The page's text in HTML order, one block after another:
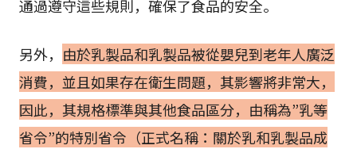
通過遵守這些規則，確保了食品的安全。
另外， 由於乳製品和乳製品被從嬰兒到老年人廣泛
消費，並且如果存在衛生問題，其影響將非常大，
因此，其規格標準與其他食品區分，由稱為”乳等
省令”的特別省令（正式名稱：關於乳和乳製品成